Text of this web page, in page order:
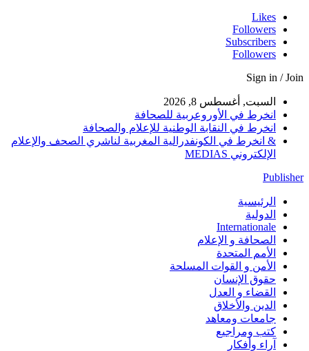
Likes
Followers
Subscribers
Followers
Sign in / Join
السبت, أغسطس 8, 2026
انخرط في الأوروعربية للصحافة
انخرط في النقابة الوطنية للإعلام والصحافة
& انخرط في الكونفدرالية المغربية لناشري الصحف والإعلام
الإلكتروني MEDIAS
Publisher
الرئيسية
الدولية
Internationale
الصحافة و الإعلام
الأمم المتحدة
الأمن و القوات المسلحة
حقوق الإنسان
القضاء و العدل
الدين والأخلاق
جامعات ومعاهد
كتب ومراجيع
آراء وأفكار